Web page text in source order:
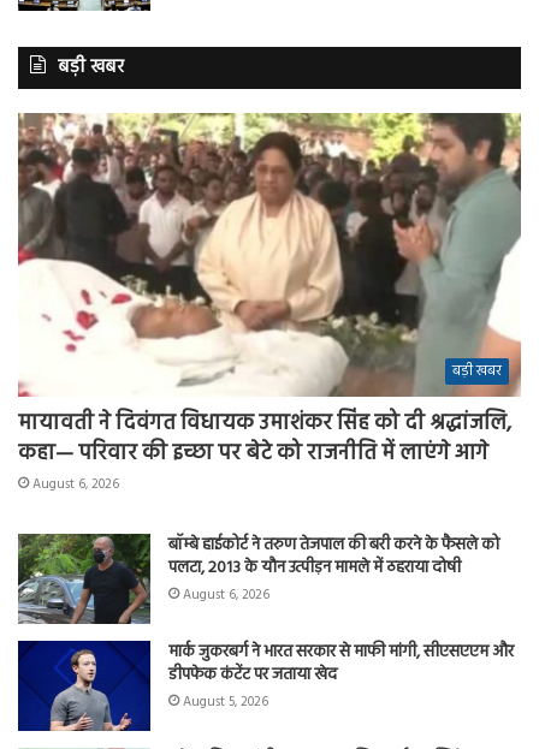
बड़ी खबर
बड़ी खबर
मायावती ने दिवंगत विधायक उमाशंकर सिंह को दी श्रद्धांजलि,
कहा— परिवार की इच्छा पर बेटे को राजनीति में लाएंगे आगे
August 6, 2026
बॉम्बे हाईकोर्ट ने तरुण तेजपाल की बरी करने के फैसले को
पलटा, 2013 के यौन उत्पीड़न मामले में ठहराया दोषी
August 6, 2026
मार्क जुकरबर्ग ने भारत सरकार से माफी मांगी, सीएसएएम और
डीपफेक कंटेंट पर जताया खेद
August 5, 2026